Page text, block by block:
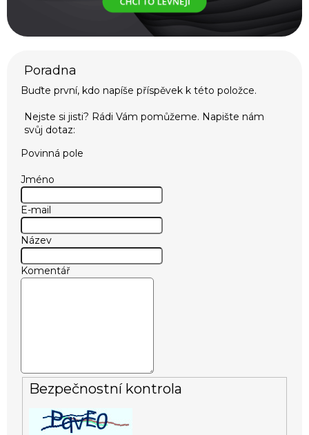
Buďte první, kdo napíše příspěvek k této položce.
Povinná pole
Jméno
E-mail
Název
Komentář
Bezpečnostní kontrola